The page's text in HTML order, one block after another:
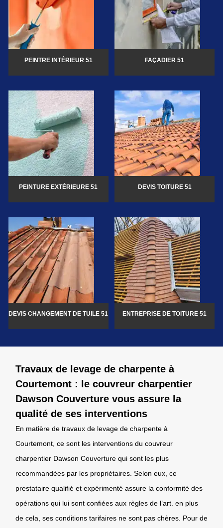
PEINTRE INTÉRIEUR 51 FAÇADIER 51
PEINTURE EXTÉRIEURE 51 DEVIS TOITURE 51
DEVIS CHANGEMENT DE TUILE 51 ENTREPRISE DE TOITURE 51
Travaux de levage de charpente à
Courtemont : le couvreur charpentier
Dawson Couverture vous assure la
qualité de ses interventions
En matière de travaux de levage de charpente à
Courtemont, ce sont les interventions du couvreur
charpentier Dawson Couverture qui sont les plus
recommandées par les propriétaires. Selon eux, ce
prestataire qualifié et expérimenté assure la conformité des
opérations qui lui sont confiées aux règles de l’art. en plus
de cela, ses conditions tarifaires ne sont pas chères. Pour de